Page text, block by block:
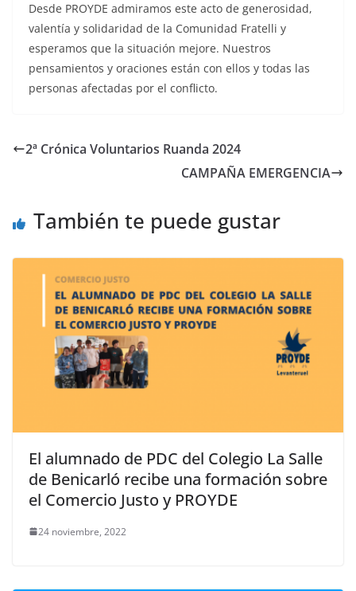
Desde PROYDE admiramos este acto de generosidad,
valentía y solidaridad de la Comunidad Fratelli y
esperamos que la situación mejore. Nuestros
pensamientos y oraciones están con ellos y todas las
personas afectadas por el conflicto.
2ª Crónica Voluntarios Ruanda 2024
CAMPAÑA EMERGENCIA
También te puede gustar
El alumnado de PDC del Colegio La Salle
de Benicarló recibe una formación sobre
el Comercio Justo y PROYDE
24 noviembre, 2022